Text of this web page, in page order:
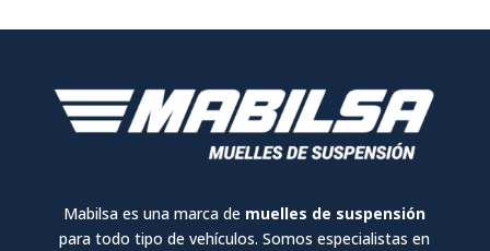
Mabilsa es una marca de muelles de suspensión
para todo tipo de vehículos. Somos especialistas en